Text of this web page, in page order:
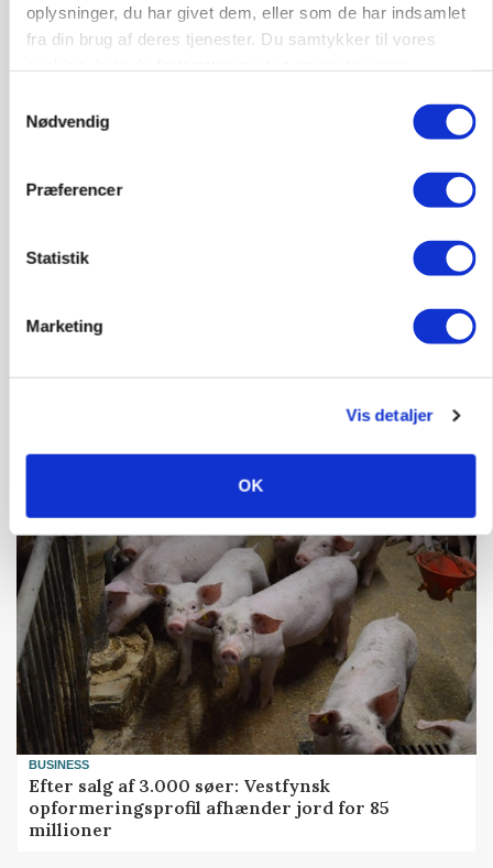
oplysninger, du har givet dem, eller som de har indsamlet
fra din brug af deres tjenester. Du samtykker til vores
Nødvendig
Præferencer
Statistik
Marketing
Vis detaljer
OK
værdikæden om ny teknologi
NAVNESTOF
Dansk professor hædret for Power-to-X-arbejde
BUSINESS
Efter salg af 3.000 søer: Vestfynsk
opformeringsprofil afhænder jord for 85
millioner